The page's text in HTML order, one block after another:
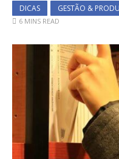
DICAS GESTÃO &
6 MINS READ